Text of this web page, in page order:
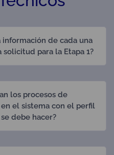
información de cada una
para la Etapa 1?
los procesos de
el sistema con el perfil
debe hacer?